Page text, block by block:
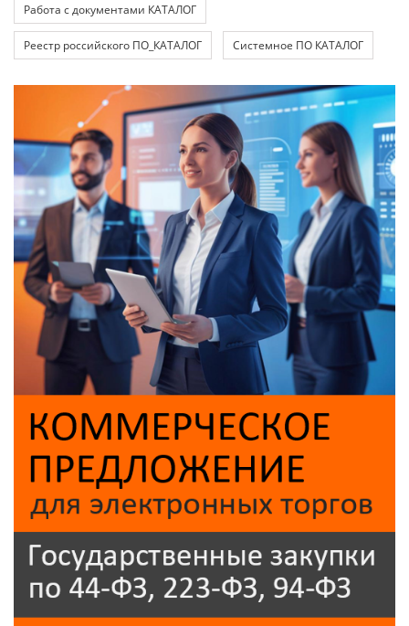
Работа с документами КАТАЛОГ
Реестр российского ПО_КАТАЛОГ Системное ПО КАТАЛОГ